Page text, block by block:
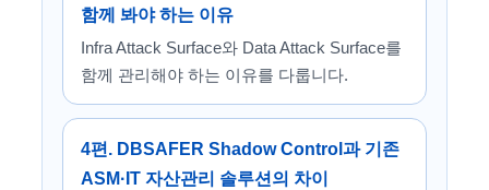
함께 봐야 하는 이유
Infra Attack Surface와 Data Attack Surface를
함께 관리해야 하는 이유를 다룹니다.
4편. DBSAFER Shadow Control과 기존
ASM·IT 자산관리 솔루션의 차이